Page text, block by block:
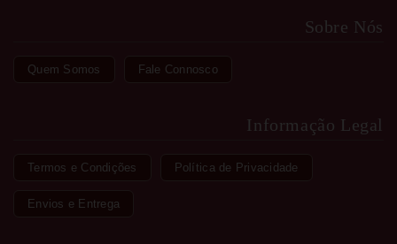
Sobre Nós
Quem Somos Fale Connosco
Informação Legal
Termos e Condições Política de Privacidade
Envios e Entrega